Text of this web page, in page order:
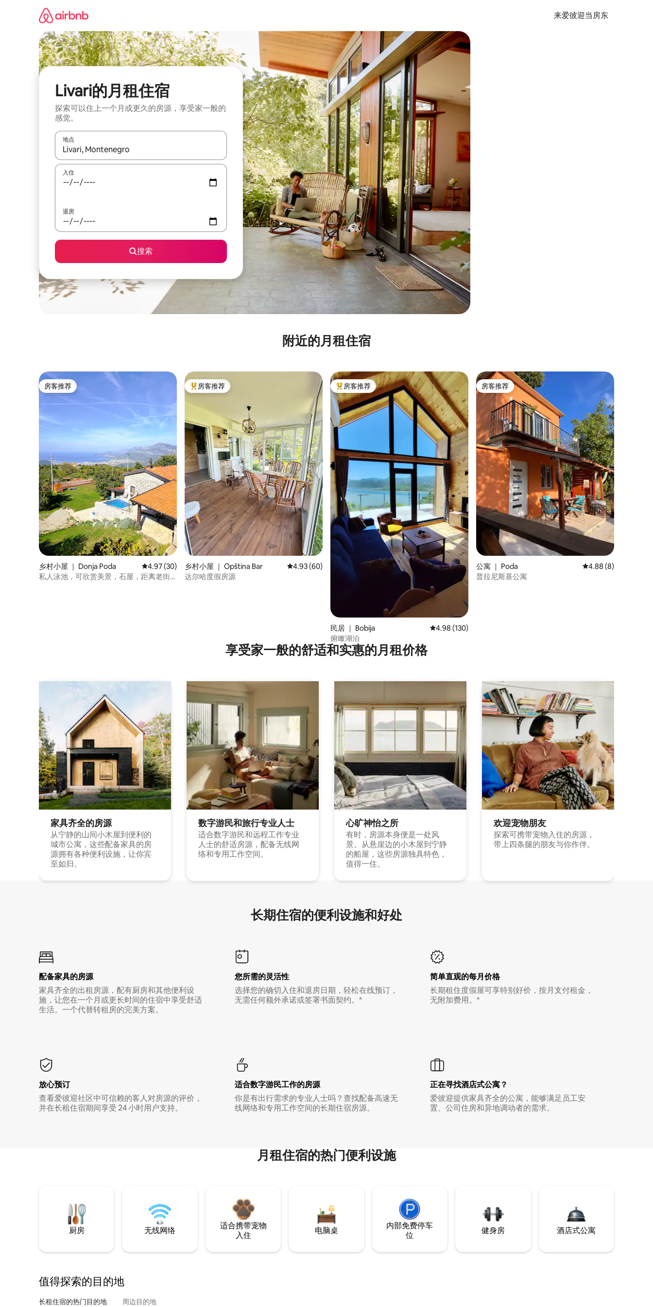
来爱彼迎当房东
Livari的月租住宿
探索可以住上一个月或更久的房源，享受家一般的
感觉。
地点
如有搜索结果，请使用上下方向键查看，或通过点击或滑动手势浏览。
入住
退房
搜索
附近的月租住宿
房客推荐
房客推荐
乡村小屋 ｜ Donja Poda 平均评分 4.97 分（满分 5 分），共 30 条评价
4.97 (30)
私人泳池，可欣赏美景，石屋，距离老街
热门「房客推荐」
房客推荐
乡村小屋 ｜ Opština Bar 平均评分 4.93 分（满分 5 分），共 60 条评价
4.93 (60)
达尔哈度假房源
热门「房客推荐」
房客推荐
民居 ｜ Bobija 平均评分 4.98 分（满分 5 分），共 130 条评价
4.98 (130)
俯瞰湖泊
房客推荐
房客推荐
公寓 ｜ Poda 平均评分 4.88 分（
4.88 (8)
普拉尼斯基公寓
享受家一般的舒适和实惠的月租价格
家具齐全的房源
从宁静的山间小木屋到便利的
城市公寓，这些配备家具的房
源拥有各种便利设施，让你宾
至如归。
数字游民和旅行专业人士
适合数字游民和远程工作专业
人士的舒适房源，配备无线网
络和专用工作空间。
心旷神怡之所
有时，房源本身便是一处风
景。从悬崖边的小木屋到宁静
的船屋，这些房源独具特色，
值得一住。
欢迎宠物朋友
探索可携带宠物入住的房源，
带上四条腿的朋友与你作伴。
长期住宿的便利设施和好处
配备家具的房源
家具齐全的出租房源，配有厨房和其他便利设
施，让您在一个月或更长时间的住宿中享受舒适
生活。一个代替转租房的完美方案。
您所需的灵活性
选择您的确切入住和退房日期，轻松在线预订，
无需任何额外承诺或签署书面契约。*
简单直观的每月价格
长期租住度假屋可享特别好价，按月支付租金，
无附加费用。*
放心预订
查看爱彼迎社区中可信赖的客人对房源的评价，
并在长租住宿期间享受 24 小时用户支持。
适合数字游民工作的房源
你是有出行需求的专业人士吗？查找配备高速无
线网络和专用工作空间的长期住宿房源。
正在寻找酒店式公寓？
爱彼迎提供家具齐全的公寓，能够满足员工安
置、公司住房和异地调动者的需求。
月租住宿的热门便利设施
厨房 无线网络
适合携带宠物
入住
电脑桌
内部免费停车
位
健身房 酒店式公寓
值得探索的目的地
长租住宿的热门目的地 周边目的地